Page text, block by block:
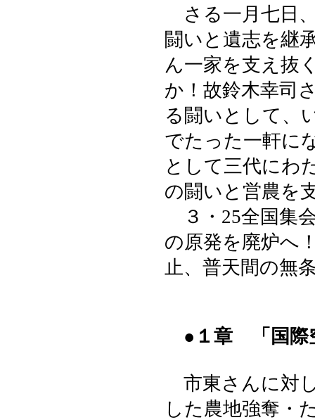
さる一月七日
闘いと遺志を継
ん一家を支え抜
か！故鈴木幸司
る闘いとして、
でたった一軒に
として三代にわ
の闘いと営農
３・25全国集
の原発を廃炉へ
止、普天間の無
●１章 「国際
市東さんに対
した農地強奪・